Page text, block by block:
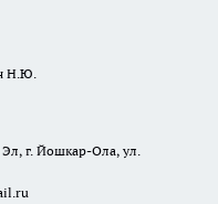
Н.Ю.
Эл, г. Йошкар-Ола, ул.